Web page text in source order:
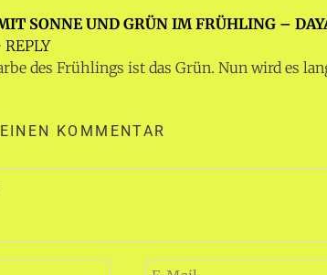
SONNE UND GRÜN IM FRÜHLING –
REPLY
des Frühlings ist das Grün. Nun wird es
KOMMENTAR